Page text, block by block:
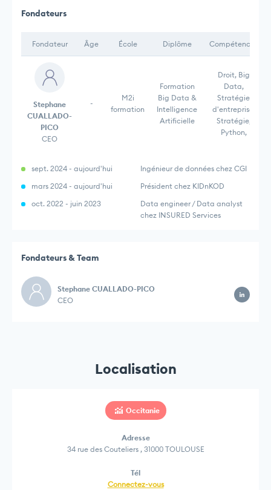
Fondateurs
Fondateur Âge École Diplôme Compétences
Stephane
CUALLADO-
PICO
CEO
-
M2i
formation
Formation
Big Data &
Intelligence
Artificielle
Droit, Big
Data,
Stratégie
d'entreprise,
Stratégie,
Python,
sept. 2024 - aujourd'hui
Ingénieur de données chez CGI
mars 2024 - aujourd'hui
Président chez KIDnKOD
oct. 2022 - juin 2023
Data engineer / Data analyst
chez INSURED Services
Fondateurs & Team
Stephane CUALLADO-PICO
CEO
Localisation
Occitanie
Adresse
34 rue des Couteliers , 31000 TOULOUSE
Tél
Connectez-vous